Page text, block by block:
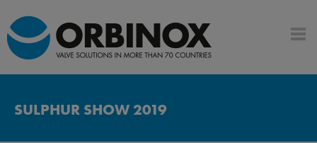
SULPHUR SHOW 2019